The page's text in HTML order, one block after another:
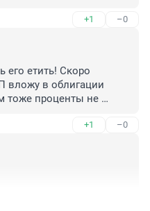
от внешних угроз,
+1 –0
его етить! Скоро
в облигации
тоже проценты не
модели.
+1 –0